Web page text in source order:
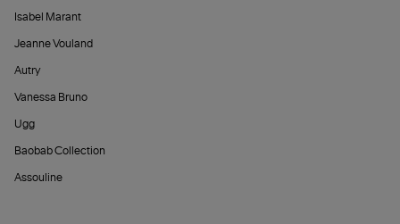
Isabel Marant
Jeanne Vouland
Autry
Vanessa Bruno
Ugg
Baobab Collection
Assouline